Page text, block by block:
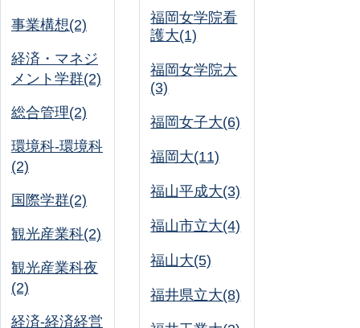
事業構想(2)
経済・マネジ
メント学群(2)
総合管理(2)
環境科-環境科
(2)
国際学群(2)
観光産業科(2)
観光産業科夜
(2)
経済-経済経営
福岡女学院看
護大(1)
福岡女学院大
(3)
福岡女子大(6)
福岡大(11)
福山平成大(3)
福山市立大(4)
福山大(5)
福井県立大(8)